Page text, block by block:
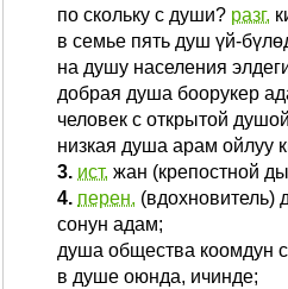
по скольку с души? разг.
в семье пять душ үй-
на душу населения
добрая душа боорукер
человек с открытой
низкая душа арам ойлуу
3. ист. жан (крепостной
4. перен. (вдохновитель)
сонун адам;
душа общества коомдун
в душе оюнда, ичинде;